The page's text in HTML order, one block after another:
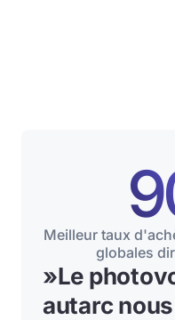
Meilleur taux
globales
»Le
autarc